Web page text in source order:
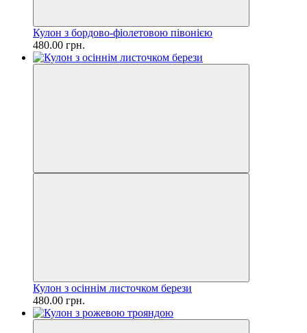
Кулон з бордово-фіолетовою півонією
480.00 грн.
Кулон з осіннім листочком берези
480.00 грн.